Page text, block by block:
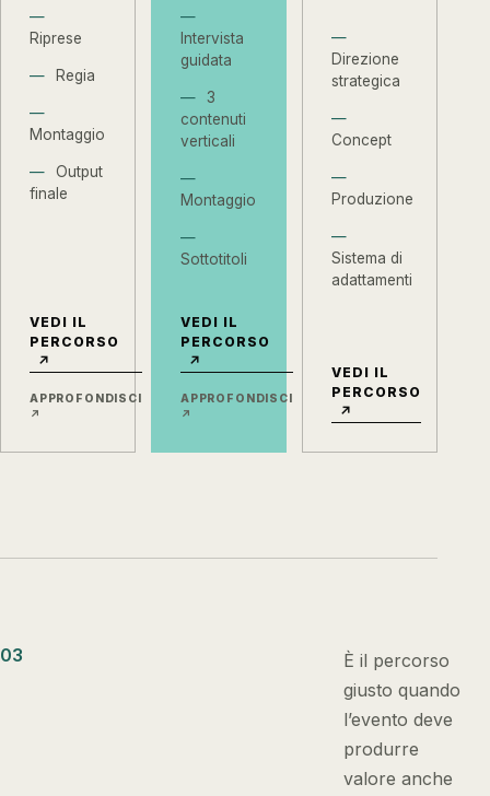
Riprese
Regia
Montaggio
Output
finale
VEDI IL
PERCORSO
↗
APPROFONDISCI
↗
Intervista
guidata
3
contenuti
verticali
Montaggio
Sottotitoli
VEDI IL
PERCORSO
↗
APPROFONDISCI
↗
Direzione
strategica
Concept
Produzione
Sistema di
adattamenti
VEDI IL
PERCORSO
↗
03
È il percorso
giusto quando
l’evento deve
produrre
valore anche